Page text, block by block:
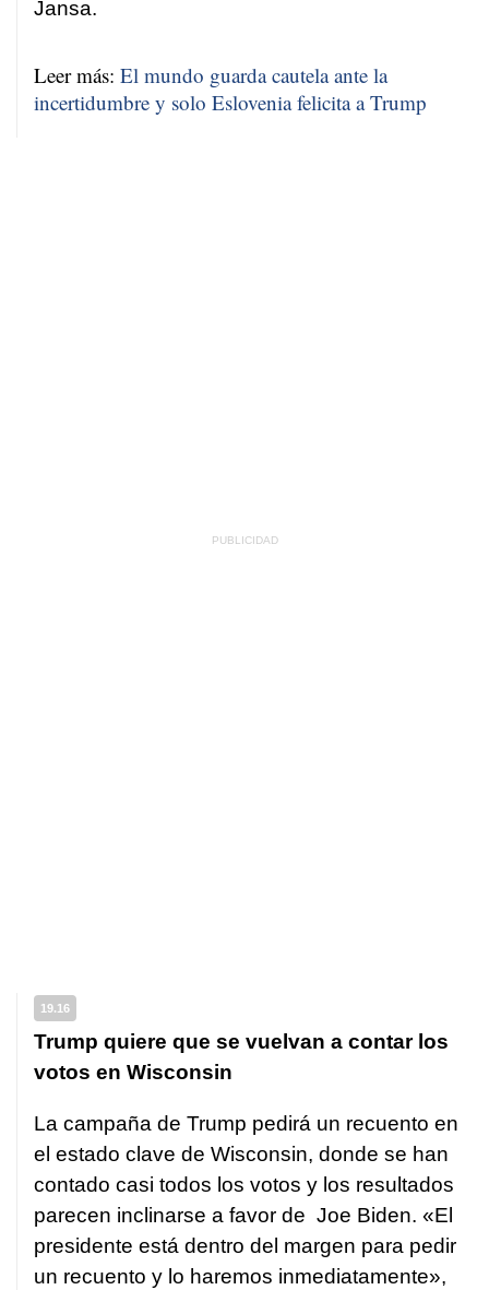
Jansa.
Leer más: El mundo guarda cautela ante la
incertidumbre y solo Eslovenia felicita a Trump
19.16
Trump quiere que se vuelvan a contar los
votos en Wisconsin
La campaña de Trump pedirá un recuento en
el estado clave de Wisconsin, donde se han
contado casi todos los votos y los resultados
parecen inclinarse a favor de Joe Biden. «El
presidente está dentro del margen para pedir
un recuento y lo haremos inmediatamente»,